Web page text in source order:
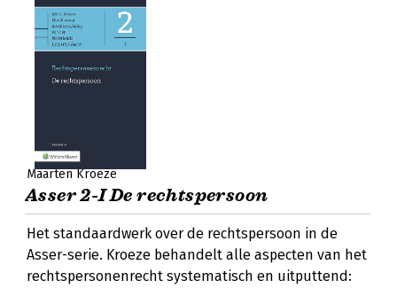
Maarten Kroeze
Asser 2-I De rechtspersoon
Het standaardwerk over de rechtspersoon in de
Asser-serie. Kroeze behandelt alle aspecten van het
rechtspersonenrecht systematisch en uitputtend: